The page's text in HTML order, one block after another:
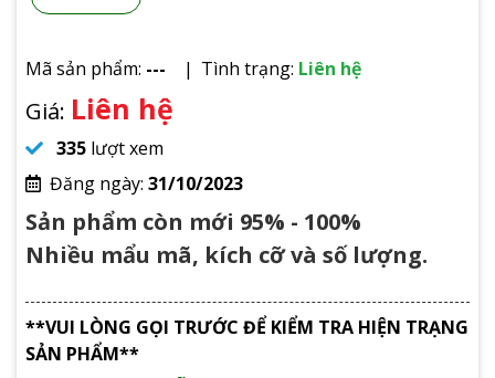
Mã sản phẩm: --- Tình trạng: Liên hệ
Giá: Liên hệ
335 lượt xem
Đăng ngày: 31/10/2023
Sản phẩm còn mới 95% - 100%
Nhiều mẩu mã, kích cỡ và số lượng.
**VUI LÒNG GỌI TRƯỚC ĐỂ KIỂM TRA HIỆN TRẠNG
SẢN PHẨM**